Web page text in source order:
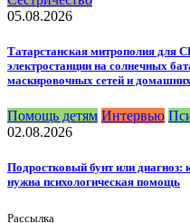
05.08.2026
Татарстанская митрополия для
электростанции на солнечных
маскировочных сетей и
Помощь детям Интервью
02.08.2026
Подростковый бунт или диагноз:
нужна психологическая помощь
Рассылка